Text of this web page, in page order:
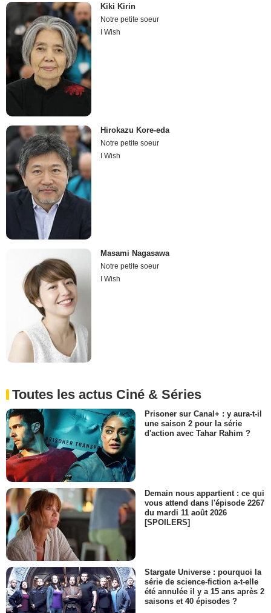
Kiki Kirin
Notre petite soeur
I Wish
Hirokazu Kore-eda
Notre petite soeur
I Wish
Masami Nagasawa
Notre petite soeur
I Wish
Toutes les actus Ciné & Séries
Prisoner sur Canal+ : y aura-t-il
une saison 2 pour la série
d'action avec Tahar Rahim ?
Demain nous appartient : ce qui
vous attend dans l'épisode 2267
du mardi 11 août 2026
[SPOILERS]
Stargate Universe : pourquoi la
série de science-fiction a-t-elle
été annulée il y a 15 ans après 2
saisons et 40 épisodes ?